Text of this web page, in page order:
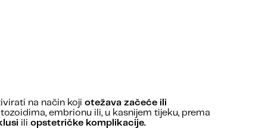
na način koji otežava začeće ili
embrionu ili, u kasnijem tijeku, prema
ili opstetričke komplikacije.